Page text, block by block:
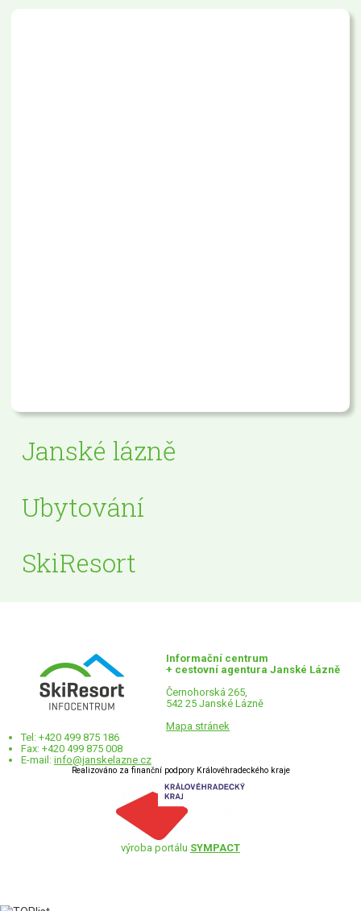
Janské lázně
Ubytování
SkiResort
Informační centrum
+ cestovní agentura Janské Lázně
Černohorská 265,
542 25 Janské Lázně
Mapa stránek
Tel: +420 499 875 186
Fax: +420 499 875 008
E-mail: info@janskelazne.cz
Realizováno za finanční podpory Královéhradeckého kraje
výroba portálu SYMPACT